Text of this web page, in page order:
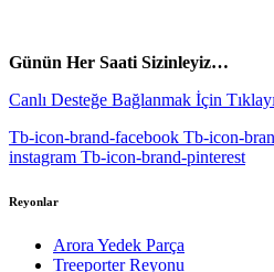
Günün Her Saati Sizinleyiz…
Canlı Desteğe Bağlanmak İçin
Tb-icon-brand-facebook Tb-icon-
instagram Tb-icon-brand-pinterest
Reyonlar
Arora Yedek Parça
Treeporter Reyonu